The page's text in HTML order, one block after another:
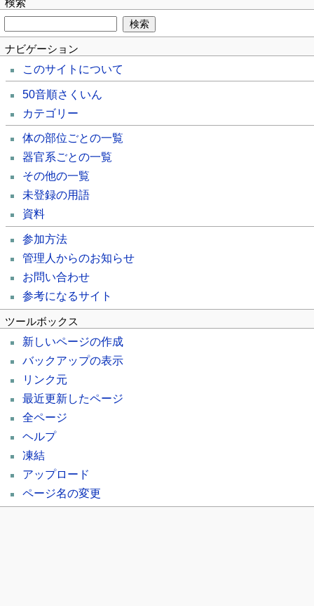
検索
ナビゲーション
このサイトについて
50音順さくいん
カテゴリー
体の部位ごとの一覧
器官系ごとの一覧
その他の一覧
未登録の用語
資料
参加方法
管理人からのお知らせ
お問い合わせ
参考になるサイト
ツールボックス
新しいページの作成
バックアップの表示
リンク元
最近更新したページ
全ページ
ヘルプ
凍結
アップロード
ページ名の変更